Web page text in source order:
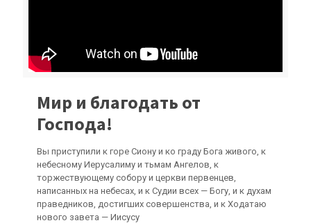
Мир и благодать от
Господа!
Вы приступили к горе Сиону и ко граду Бога живого, к
небесному Иерусалиму и тьмам Ангелов, к
торжествующему собору и церкви первенцев,
написанных на небесах, и к Судии всех — Богу, и к духам
праведников, достигших совершенства, и к Ходатаю
нового завета — Иисусу